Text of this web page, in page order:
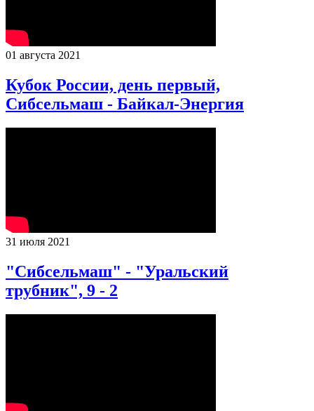
01 августа 2021
Кубок России, день первый,
Сибсельмаш - Байкал-Энергия
31 июля 2021
"Сибсельмаш" - "Уральский
трубник", 9 - 2